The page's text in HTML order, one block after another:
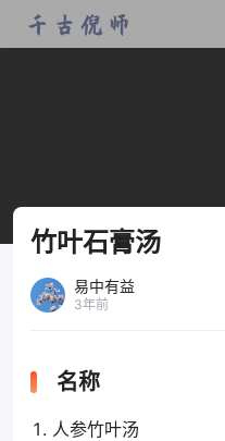
竹叶石膏汤
易中有益
3年前
名称
人参竹叶汤